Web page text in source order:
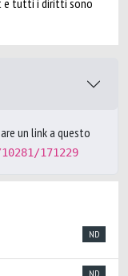
e tutti i diritti sono
un link a questo
171229
ND
ND